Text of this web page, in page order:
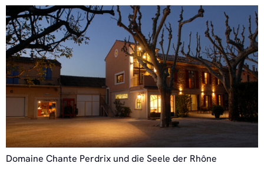
Domaine Chante Perdrix und die Seele der Rhône